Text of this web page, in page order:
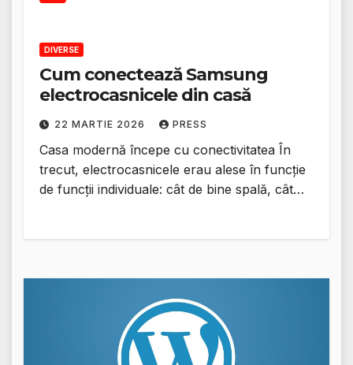
DIVERSE
Cum conectează Samsung
electrocasnicele din casă
22 MARTIE 2026 PRESS
Casa modernă începe cu conectivitatea În
trecut, electrocasnicele erau alese în funcție
de funcții individuale: cât de bine spală, cât…